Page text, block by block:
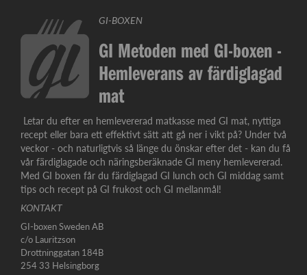
GI-BOXEN
GI Metoden med GI-boxen -
Hemleverans av färdiglagad
mat
Letar du efter en hemlevererad matkasse med GI mat, nyttiga
recept eller bara ett effektivt sätt att gå ner i vikt på? Under två
veckor - och naturligtvis så länge du önskar efter det - kan du få
vår färdiglagade och näringsberäknade GI meny hemlevererad.
Med GI boxen får du färdiglagad GI lunch och GI middag samt
tips och recept på GI frukost och GI mellanmål!
KONTAKT
GI-boxen Sweden AB
c/o Lauritzson
Drottninggatan 184B
254 33 Helsingborg